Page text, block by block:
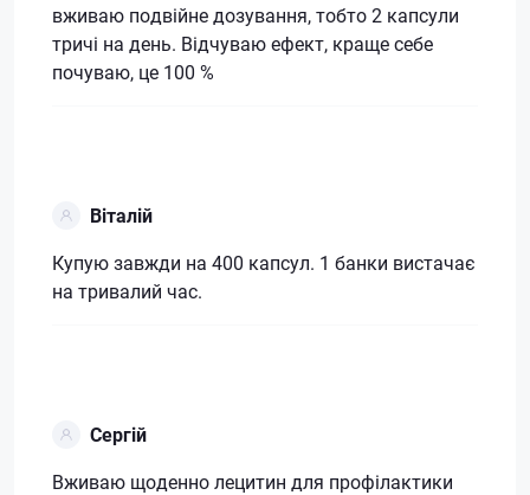
вживаю подвійне дозування, тобто 2 капсули
тричі на день. Відчуваю ефект, краще себе
почуваю, це 100 %
Віталій
Купую завжди на 400 капсул. 1 банки вистачає
на тривалий час.
Сергій
Вживаю щоденно лецитин для профілактики